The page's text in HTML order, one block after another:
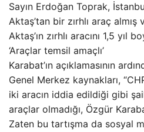
Sayın Erdoğan Toprak,
Aktaş’tan bir zırhlı araç almış
Aktaş’ın zırhlı aracını 1,5 yıl
‘Araçlar temsil amaçlı’
Karabat’ın açıklamasının
Genel Merkez kaynakları,
iki aracın iddia edildiği gibi
araçlar olmadığı, Özgür
Zaten bu tartışma da sosyal